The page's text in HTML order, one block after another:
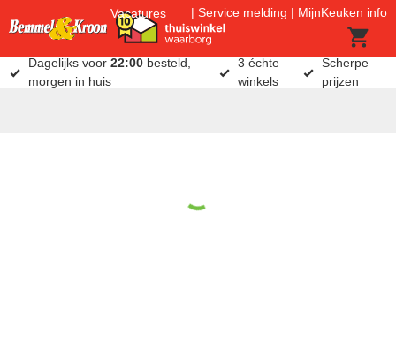
Vacatures Service melding MijnKeuken info
Dagelijks voor22:00 besteld,
morgen in huis
3 échte
winkels
Scherpe
prijzen